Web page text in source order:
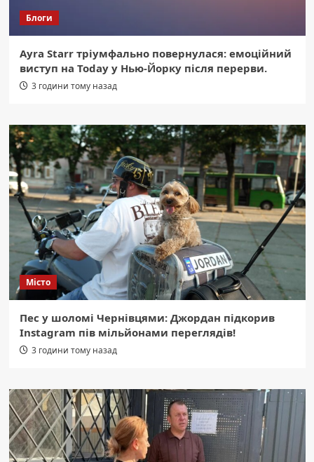
Блоги
Ayra Starr тріумфально повернулася: емоційний
виступ на Today у Нью-Йорку після перерви.
3 години тому назад
Місто
Пес у шоломі Чернівцями: Джордан підкорив
Instagram пів мільйонами переглядів!
3 години тому назад